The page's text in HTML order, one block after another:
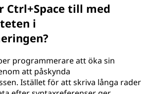
Ctrl+Space till med
i
programmerare att öka sin
att påskynda
Istället för att skriva långa rader